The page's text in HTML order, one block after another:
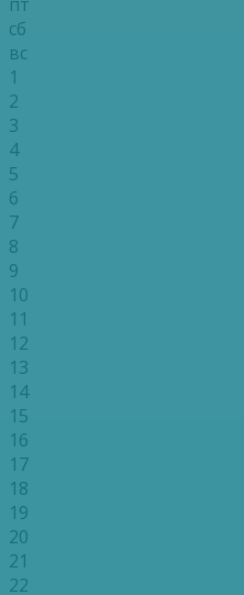
сб
вс
1
2
3
4
5
6
7
8
9
10
11
12
13
14
15
16
17
18
19
20
21
22